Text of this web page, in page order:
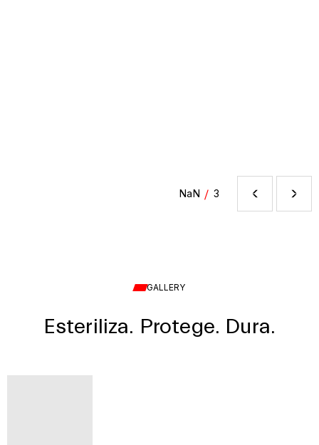
NaN / 3
GALLERY
Esteriliza. Protege. Dura.